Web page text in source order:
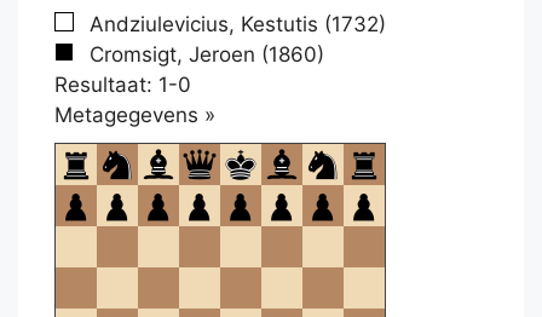
Andziulevicius, Kestutis (1732)
Cromsigt, Jeroen (1860)
Resultaat: 1-0
Metagegevens »
om
te
openen.